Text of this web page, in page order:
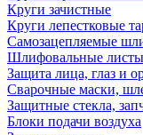
Круги зачистные
Круги лепестковые
Самозацепляемые
Шлифовальные листы
Защита лица, глаз и
Сварочные маски,
Защитные стекла,
Блоки подачи воздуха